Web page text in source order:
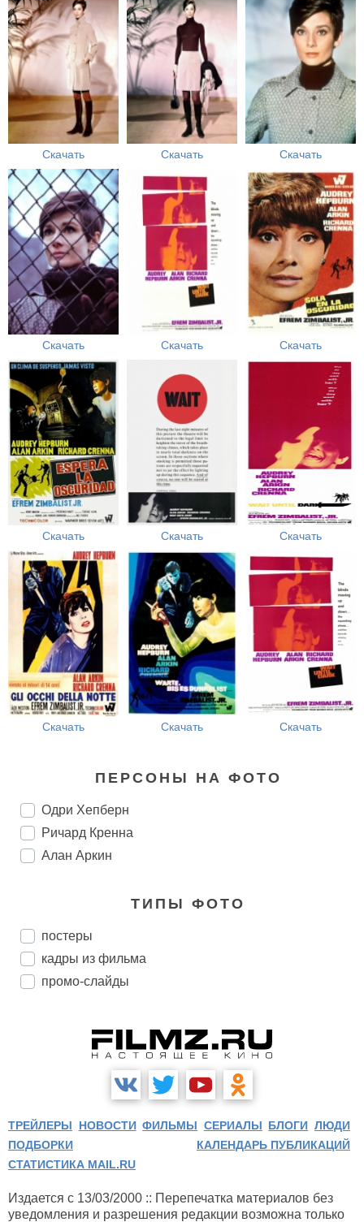
Скачать Скачать Скачать
Скачать Скачать Скачать
Скачать Скачать Скачать
Скачать Скачать Скачать
ПЕРСОНЫ НА ФОТО
Одри Хепберн
Ричард Кренна
Алан Аркин
ТИПЫ ФОТО
постеры
кадры из фильма
промо-слайды
ТРЕЙЛЕРЫ НОВОСТИ ФИЛЬМЫ СЕРИАЛЫ БЛОГИ ЛЮДИ
ПОДБОРКИ
КАЛЕНДАРЬ ПУБЛИКАЦИЙ
СТАТИСТИКА MAIL.RU
Издается с 13/03/2000 :: Перепечатка материалов без
уведомления и разрешения редакции возможна только